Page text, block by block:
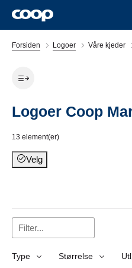
Forsiden Logoer Våre kjeder
Logoer Coop
13 element(er)
Velg
Type Størrelse